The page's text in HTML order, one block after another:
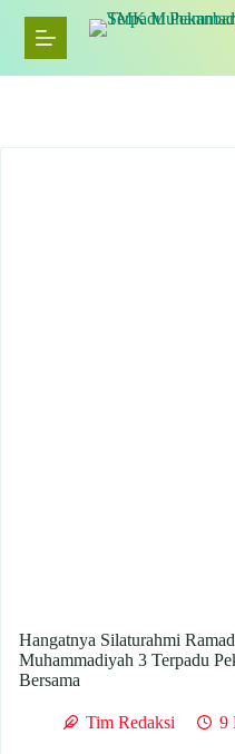
content
Hangatnya Silaturahmi
Muhammadiyah 3 Terpadu
Bersama
Tim Redaksi 9